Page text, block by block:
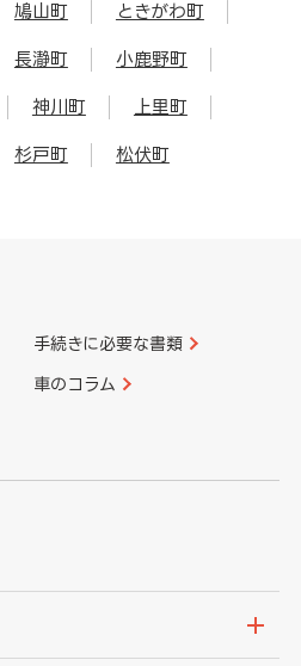
鳩山町 ときがわ町
長瀞町 小鹿野町
神川町 上里町
杉戸町 松伏町
手続きに必要な書類
車のコラム